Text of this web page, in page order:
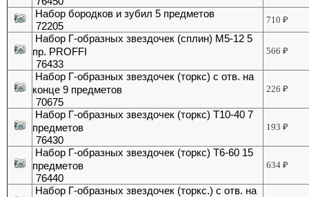
Набор бородков и зубил 5 предметов
72205
710₽
Набор Г-образных звездочек (сплин) М5-12 5
пр. PROFFI
76433
566₽
Набор Г-образных звездочек (торкс) с отв. на
конце 9 предметов
70675
226₽
Набор Г-образных звездочек (торкс) Т10-40 7
предметов
76430
193₽
Набор Г-образных звездочек (торкс) Т6-60 15
предметов
76440
634₽
Набор Г-образных звездочек (торкс.) с отв. на